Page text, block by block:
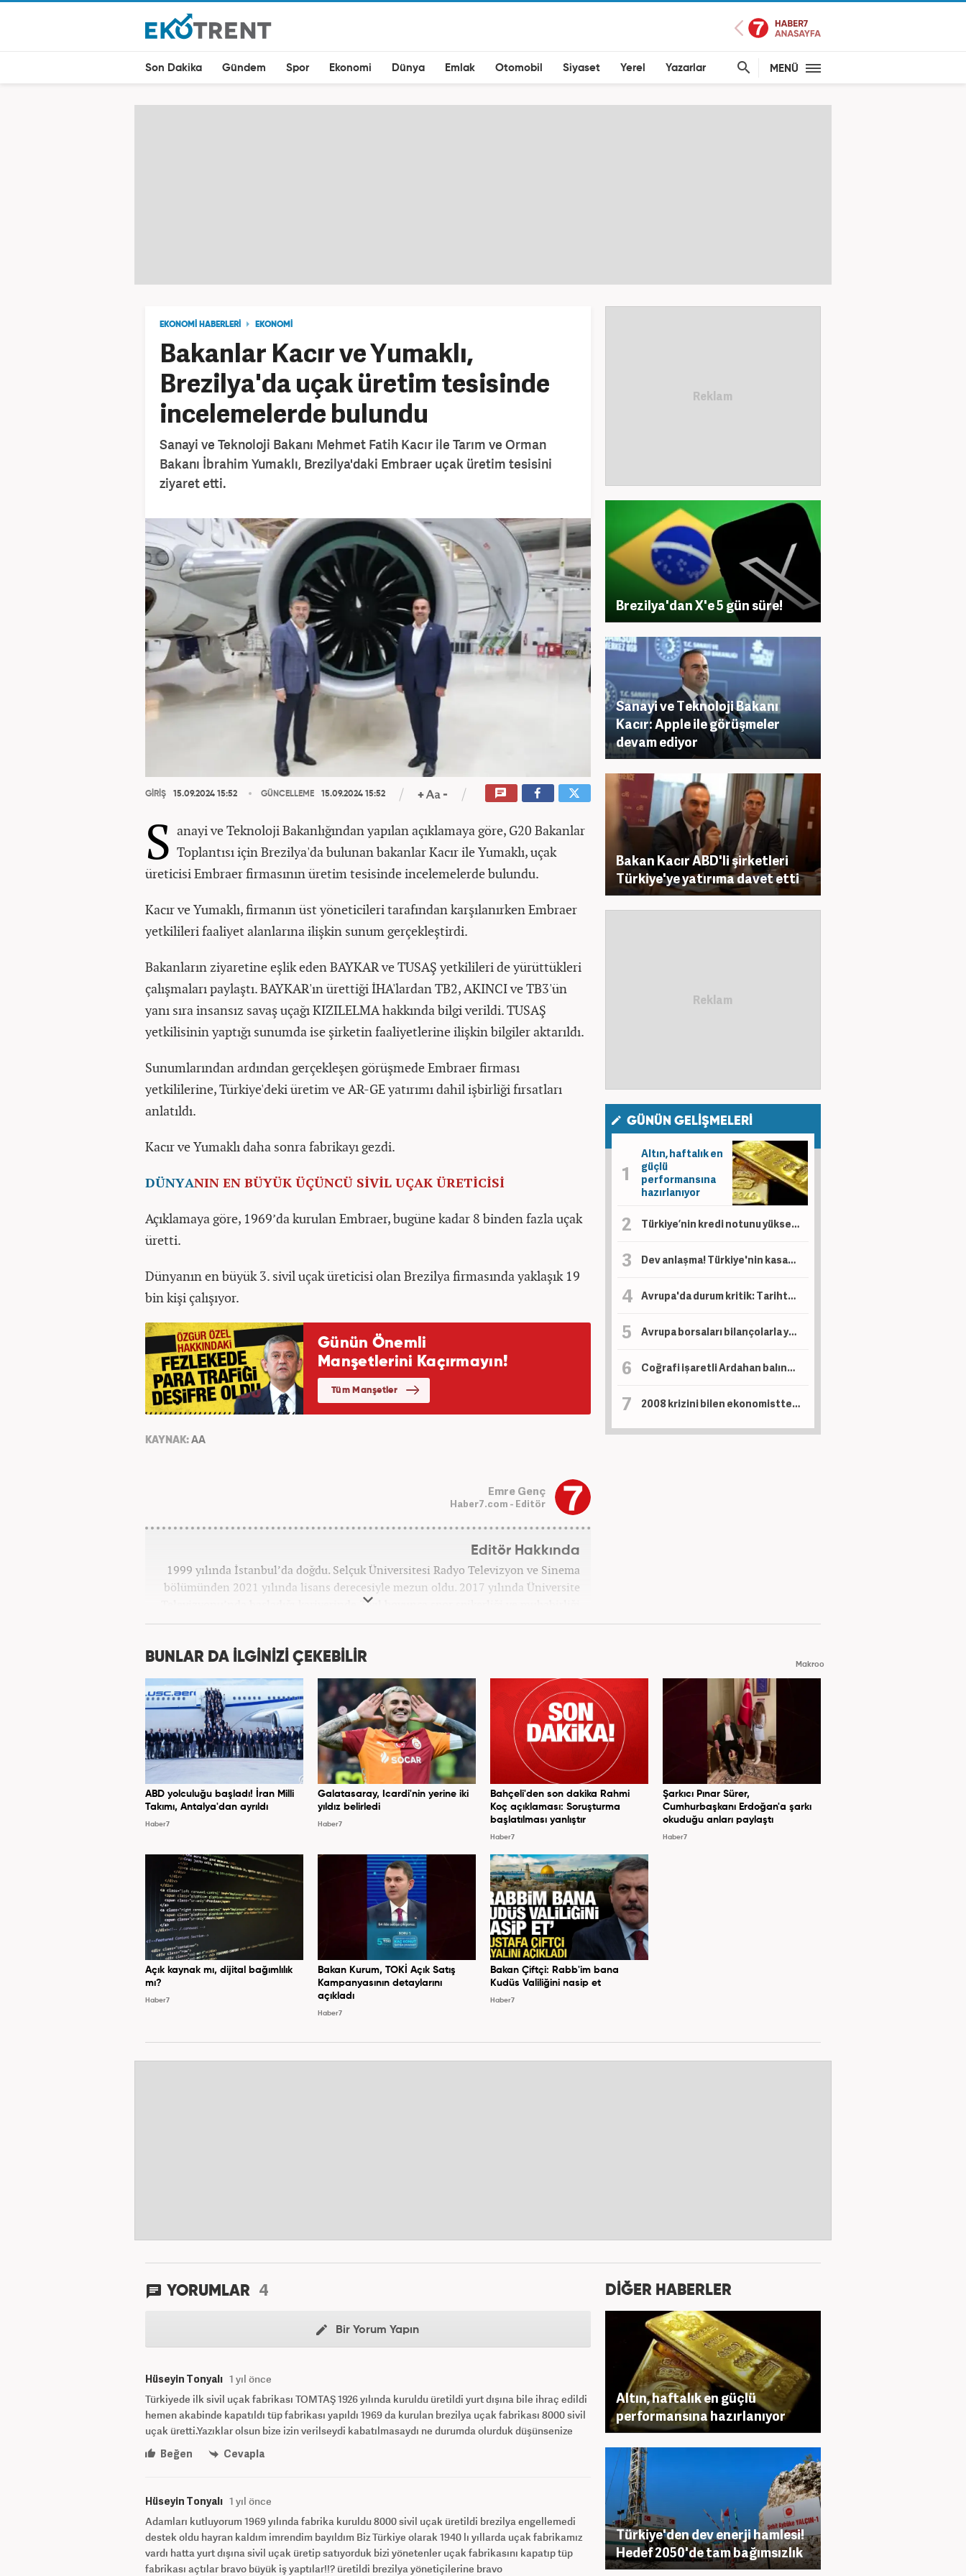
Son Dakika Gündem Spor Ekonomi Dünya Emlak Otomobil Siyaset Yerel Yazarlar MENÜ
EKONOMİ HABERLERİ EKONOMİ
Bakanlar Kacır ve Yumaklı,
Brezilya'da uçak üretim tesisinde
incelemelerde bulundu
Sanayi ve Teknoloji Bakanı Mehmet Fatih Kacır ile Tarım ve Orman
Bakanı İbrahim Yumaklı, Brezilya'daki Embraer uçak üretim tesisini
ziyaret etti.
GİRİŞ 15.09.2024 15:52 GÜNCELLEME 15.09.2024 15:52
S anayi ve Teknoloji Bakanlığından yapılan açıklamaya göre, G20 Bakanlar
Toplantısı için Brezilya'da bulunan bakanlar Kacır ile Yumaklı, uçak
üreticisi Embraer firmasının üretim tesisinde incelemelerde bulundu.
Kacır ve Yumaklı, firmanın üst yöneticileri tarafından karşılanırken Embraer
yetkilileri faaliyet alanlarına ilişkin sunum gerçekleştirdi.
Bakanların ziyaretine eşlik eden BAYKAR ve TUSAŞ yetkilileri de yürüttükleri
çalışmaları paylaştı. BAYKAR'ın ürettiği İHA'lardan TB2, AKINCI ve TB3'ün
yanı sıra insansız savaş uçağı KIZILELMA hakkında bilgi verildi. TUSAŞ
yetkilisinin yaptığı sunumda ise şirketin faaliyetlerine ilişkin bilgiler aktarıldı.
Sunumlarından ardından gerçekleşen görüşmede Embraer firması
yetkililerine, Türkiye'deki üretim ve AR-GE yatırımı dahil işbirliği fırsatları
anlatıldı.
Kacır ve Yumaklı daha sonra fabrikayı gezdi.
DÜNYANIN EN BÜYÜK ÜÇÜNCÜ SİVİL UÇAK ÜRETİCİSİ
Açıklamaya göre, 1969’da kurulan Embraer, bugüne kadar 8 binden fazla uçak
üretti.
Dünyanın en büyük 3. sivil uçak üreticisi olan Brezilya firmasında yaklaşık 19
bin kişi çalışıyor.
KAYNAK: AA
Emre Genç
Haber7.com - Editör
Editör Hakkında
1999 yılında İstanbul’da doğdu. Selçuk Üniversitesi Radyo Televizyon ve Sinema
bölümünden 2021 yılında lisans derecesiyle mezun oldu. 2017 yılında Üniversite
Televizyonu’nda başladığı kariyerinde 3 yıl boyunca spor spikerliği ve muhabirliği
görevlerinde bulundu. Daha sonra 2020 yılında özel bir haber kanalında haber ve
bulundu. 2024 Mayıs ayından itibaren Kanal 7 Medya Grubu’na bağlı
Brezilya'dan X'e 5 gün süre!
Sanayi ve Teknoloji Bakanı
Kacır: Apple ile görüşmeler
devam ediyor
Bakan Kacır ABD'li şirketleri
Türkiye'ye yatırıma davet etti
GÜNÜN GELİŞMELERİ
Altın, haftalık en
güçlü
performansına
hazırlanıyor
Türkiye’nin kredi notunu yükseltmek için daha neyi bekliyorlar?
Dev anlaşma! Türkiye'nin kasasına servet akacak! Bir ülkeden daha petrol sürprizi
Avrupa'da durum kritik: Tarihte böylesi görülmedi
Avrupa borsaları bilançolarla yükseldi! İngiltere negatif ayrıştı
Coğrafi işaretli Ardahan balında hasat başladı!
2008 krizini bilen ekonomistten kritik uyarı! Çöküş kapıda
BUNLAR DA İLGİNİZİ ÇEKEBİLİR Makroo
ABD yolculuğu başladı! İran Milli
Takımı, Antalya'dan ayrıldı
Haber7
Galatasaray, Icardi'nin yerine iki
yıldız belirledi
Haber7
Bahçeli'den son dakika Rahmi
Koç açıklaması: Soruşturma
başlatılması yanlıştır
Haber7
Şarkıcı Pınar Sürer,
Cumhurbaşkanı Erdoğan'a şarkı
okuduğu anları paylaştı
Haber7
Açık kaynak mı, dijital bağımlılık
mı?
Haber7
Bakan Kurum, TOKİ Açık Satış
Kampanyasının detaylarını
açıkladı
Haber7
Bakan Çiftçi: Rabb'im bana
Kudüs Valiliğini nasip et
Haber7
YORUMLAR 4
Bir Yorum Yapın
Hüseyin Tonyalı 1 yıl önce
Türkiyede ilk sivil uçak fabrikası TOMTAŞ 1926 yılında kuruldu üretildi yurt dışına bile ihraç edildi
hemen akabinde kapatıldı tüp fabrikası yapıldı 1969 da kurulan brezilya uçak fabrikası 8000 sivil
uçak üretti.Yazıklar olsun bize izin verilseydi kabatılmasaydı ne durumda olurduk düşünsenize
Beğen
Cevapla
Hüseyin Tonyalı 1 yıl önce
Adamları kutluyorum 1969 yılında fabrika kuruldu 8000 sivil uçak üretildi brezilya engellemedi
destek oldu hayran kaldım imrendim bayıldım Biz Türkiye olarak 1940 lı yıllarda uçak fabrikamız
vardı hatta yurt dışına sivil uçak üretip satıyorduk bizi yönetenler uçak fabrikasını kapatıp tüp
fabrikası açtılar bravo büyük iş yaptılar!!? üretildi brezilya yönetiçilerine bravo
DİĞER HABERLER
Altın, haftalık en güçlü
performansına hazırlanıyor
Türkiye'den dev enerji hamlesi!
Hedef 2050'de tam bağımsızlık